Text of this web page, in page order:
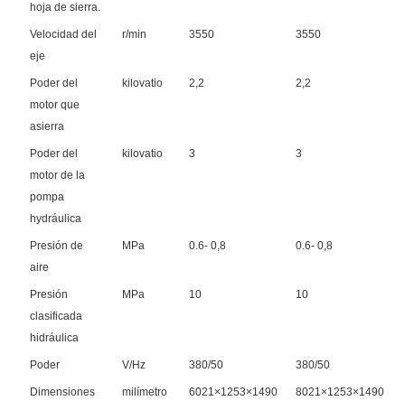
hoja de sierra.
Velocidad del
eje
r/min 3550 3550
Poder del
motor que
asierra
kilovatio 2,2 2,2
Poder del
motor de la
pompa
hydráulica
kilovatio 3 3
Presión de
aire
MPa 0.6- 0,8 0.6- 0,8
Presión
clasificada
hidráulica
MPa 10 10
Poder V/Hz 380/50 380/50
Dimensiones
milímetro 6021×1253×1490 8021×1253×1490